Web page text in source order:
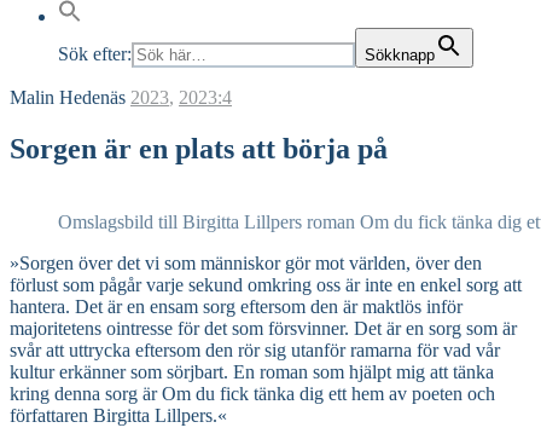
Sök efter: Sökknapp
Malin Hedenäs 2023, 2023:4
Sorgen är en plats att börja på
Omslagsbild till Birgitta Lillpers roman Om du fick tänka dig
»Sorgen över det vi som människor gör mot världen, över den
förlust som pågår varje sekund omkring oss är inte en enkel sorg att
hantera. Det är en ensam sorg eftersom den är maktlös inför
majoritetens ointresse för det som försvinner. Det är en sorg som är
svår att uttrycka eftersom den rör sig utanför ramarna för vad vår
kultur erkänner som sörjbart. En roman som hjälpt mig att tänka
kring denna sorg är Om du fick tänka dig ett hem av poeten och
författaren Birgitta Lillpers.«